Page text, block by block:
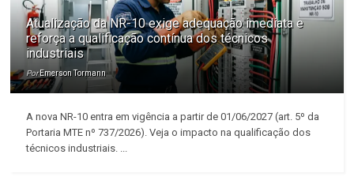
Atualização da NR-10 exige adequação imediata e
reforça a qualificação contínua dos técnicos
industriais
Por Emerson Tormann
A nova NR-10 entra em vigência a partir de 01/06/2027 (art. 5º da
Portaria MTE nº 737/2026). Veja o impacto na qualificação dos
técnicos industriais. ...